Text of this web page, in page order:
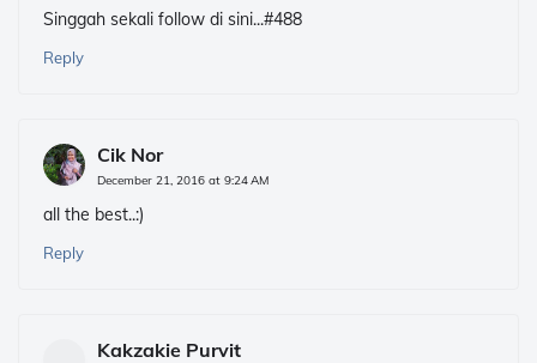
Singgah sekali follow di sini...#488
Reply
Cik Nor
December 21, 2016 at 9:24 AM
all the best..:)
Reply
Kakzakie Purvit